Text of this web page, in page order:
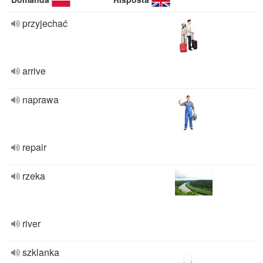
przyjechać
arrive
naprawa
repair
rzeka
river
szklanka